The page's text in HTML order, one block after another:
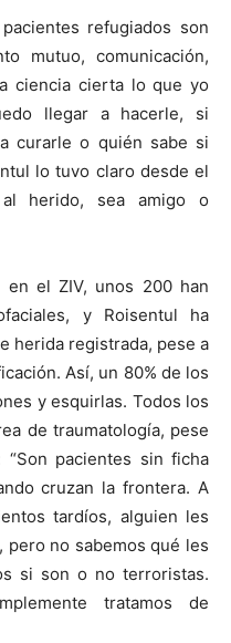
refugiados son
mutuo, comunicación,
ciencia cierta lo que yo
llegar a hacerle, si
curarle o quién sabe si
lo tuvo claro desde el
herido, sea amigo o
en el ZIV, unos 200 han
y Roisentul ha
herida registrada, pese a
Así, un 80% de los
y esquirlas. Todos los
de traumatología, pese
pacientes sin ficha
cruzan la frontera. A
tardíos, alguien les
pero no sabemos qué les
si son o no terroristas.
tratamos de